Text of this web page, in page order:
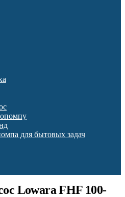
для бытовых задач
Lowara FHF 100-